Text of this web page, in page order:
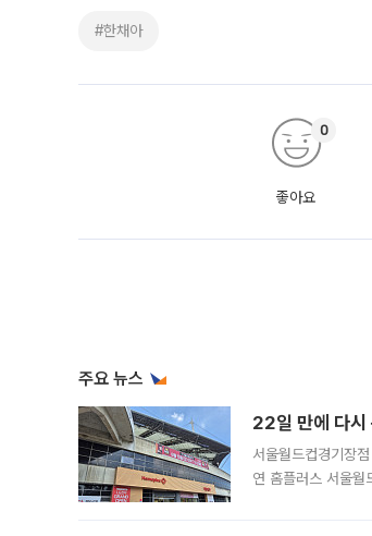
#한채아
좋아요
0
주요 뉴스
22일 만에 다시
서울월드컵경기장
연 홈플러스 서울